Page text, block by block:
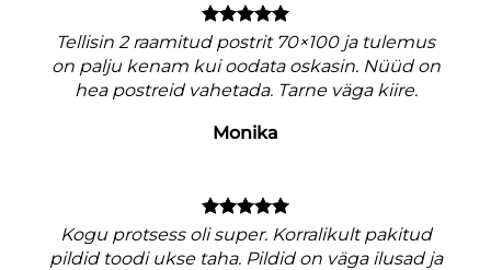
Tellisin 2 raamitud postrit 70×100 ja tulemus
on palju kenam kui oodata oskasin. Nüüd on
hea postreid vahetada. Tarne väga kiire.
Monika
Kogu protsess oli super. Korralikult pakitud
pildid toodi ukse taha. Pildid on väga ilusad ja